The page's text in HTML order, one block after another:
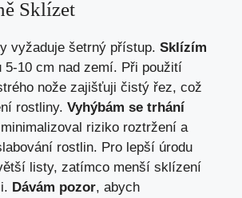
Sklízet
vyžaduje šetrný přístup. Sklízím
10 cm nad zemí. Při použití
nože zajišťuji čistý řez, což
rostliny. Vyhýbám se trhání
riziko roztržení a
rostlin. Pro lepší úrodu
listy, zatímco menší sklízení
Dávám pozor, abych